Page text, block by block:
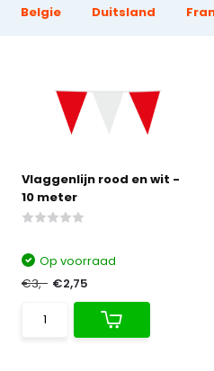
Belgie Duitsland
Vlaggenlijn rood en wit -
10 meter
Op voorraad
€3,- €2,75